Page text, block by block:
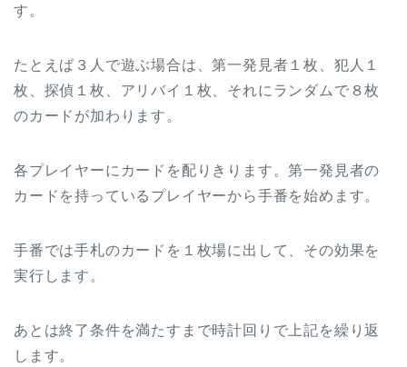
す。
たとえば３人で遊ぶ場合は、第一発見者１枚、犯人１
枚、探偵１枚、アリバイ１枚、それにランダムで８枚
のカードが加わります。
各プレイヤーにカードを配りきります。第一発見者の
カードを持っているプレイヤーから手番を始めます。
手番では手札のカードを１枚場に出して、その効果を
実行します。
あとは終了条件を満たすまで時計回りで上記を繰り返
します。